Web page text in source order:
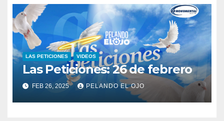
LAS PETICIONES VIDEOS
Las Peticiones: 26 de febrero
FEB 26, 2025 PELANDO EL OJO